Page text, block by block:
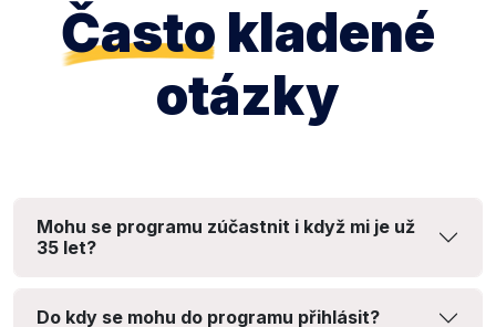
Často kladené
otázky
Mohu se programu zúčastnit i když mi je už
35 let?
Do kdy se mohu do programu přihlásit?